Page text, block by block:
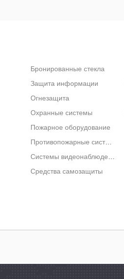
Бронированные стекла
Защита информации
Огнезащита
Охранные системы
Пожарное оборудование
Противопожарные системы
Средства самозащиты